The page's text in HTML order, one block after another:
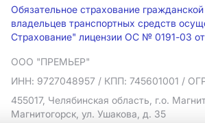
Обязательное страхование
владельцев транспортных средств
Страхование" лицензии ОС № 0191-03 от
ООО "ПРЕМЬЕР"
ИНН: 9727048957 / КПП: 745601001 /
455017, Челябинская область, г.о.
Магнитогорск, ул. Ушакова, д. 35